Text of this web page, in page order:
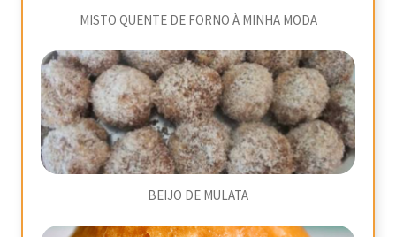
MISTO QUENTE DE FORNO À MINHA MODA
BEIJO DE MULATA